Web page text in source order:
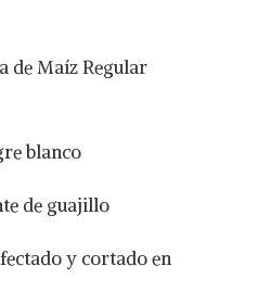
de Maíz Regular
blanco
de guajillo
y cortado en